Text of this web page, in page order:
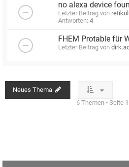
no alexa device
Letzter Beitrag von
Antworten: 4
FHEM Protable für
Letzter Beitrag von
Neues Thema
6 Themen • Seite 1